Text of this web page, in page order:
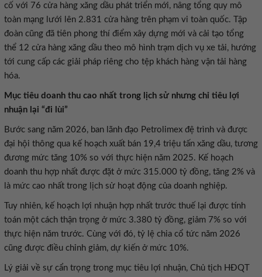
cố với 76 cửa hàng xăng dầu phát triển mới, nâng tổng quy mô
toàn mạng lưới lên 2.831 cửa hàng trên phạm vi toàn quốc. Tập
đoàn cũng đã tiên phong thí điểm xây dựng mới và cải tạo tổng
thể 12 cửa hàng xăng dầu theo mô hình trạm dịch vụ xe tải, hướng
tới cung cấp các giải pháp riêng cho tệp khách hàng vận tải hàng
hóa.
Mục tiêu doanh thu cao nhất trong lịch sử nhưng chỉ tiêu lợi
nhuận lại “đi lùi”
Bước sang năm 2026, ban lãnh đạo Petrolimex đệ trình và được
đại hội thông qua kế hoạch xuất bán 19,4 triệu tấn xăng dầu, tương
đương mức tăng 10% so với thực hiện năm 2025. Kế hoạch
doanh thu hợp nhất được đặt ở mức 315.000 tỷ đồng, tăng 2% và
là mức cao nhất trong lịch sử hoạt động của doanh nghiệp.
Tuy nhiên, kế hoạch lợi nhuận hợp nhất trước thuế lại được tính
toán một cách thận trọng ở mức 3.380 tỷ đồng, giảm 7% so với
thực hiện năm trước. Cùng với đó, tỷ lệ chia cổ tức năm 2026
cũng được điều chỉnh giảm, dự kiến ở mức 10%.
Lý giải về sự cẩn trọng trong mục tiêu lợi nhuận, Chủ tịch HĐQT